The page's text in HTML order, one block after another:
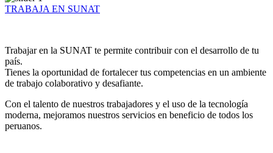
TRABAJA EN SUNAT
Trabajar en la SUNAT te permite contribuir con el desarrollo de tu
país.
Tienes la oportunidad de fortalecer tus competencias en un ambiente
de trabajo colaborativo y desafiante.
Con el talento de nuestros trabajadores y el uso de la tecnología
moderna, mejoramos nuestros servicios en beneficio de todos los
peruanos.